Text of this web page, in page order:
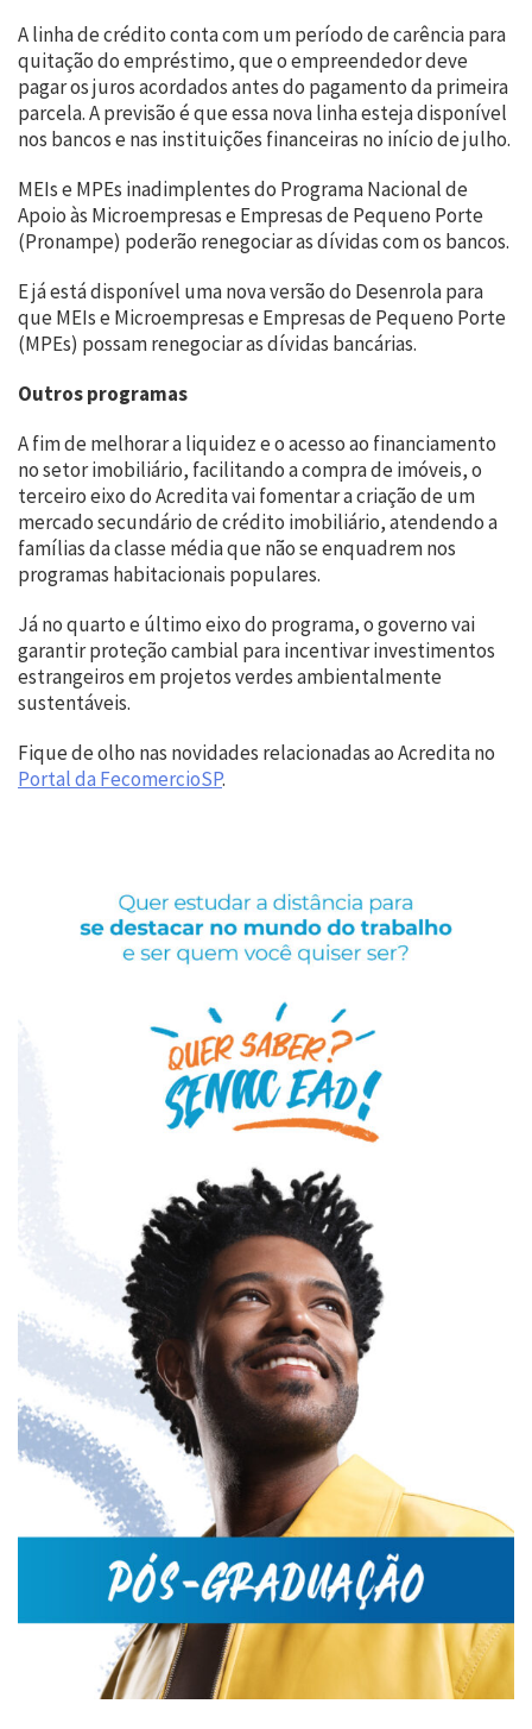
A linha de crédito conta com um período de carência para
quitação do empréstimo, que o empreendedor deve
pagar os juros acordados antes do pagamento da primeira
parcela. A previsão é que essa nova linha esteja disponível
nos bancos e nas instituições financeiras no início de julho.
MEIs e MPEs inadimplentes do Programa Nacional de
Apoio às Microempresas e Empresas de Pequeno Porte
(Pronampe) poderão renegociar as dívidas com os bancos.
E já está disponível uma nova versão do Desenrola para
que MEIs e Microempresas e Empresas de Pequeno Porte
(MPEs) possam renegociar as dívidas bancárias.
Outros programas
A fim de melhorar a liquidez e o acesso ao financiamento
no setor imobiliário, facilitando a compra de imóveis, o
terceiro eixo do Acredita vai fomentar a criação de um
mercado secundário de crédito imobiliário, atendendo a
famílias da classe média que não se enquadrem nos
programas habitacionais populares.
Já no quarto e último eixo do programa, o governo vai
garantir proteção cambial para incentivar investimentos
estrangeiros em projetos verdes ambientalmente
sustentáveis.
Fique de olho nas novidades relacionadas ao Acredita no
Portal da FecomercioSP.